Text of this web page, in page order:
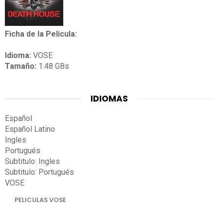
Ficha de la Pelicula:
Idioma: VOSE
Tamaño: 1.48 GBs
IDIOMAS
Español
Español Latino
Ingles
Portugués
Subtitulo: Ingles
Subtitulo: Portugués
VOSE
PELICULAS VOSE